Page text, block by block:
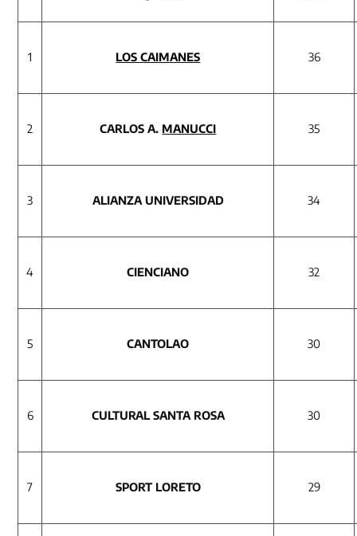
1 LOS CAIMANES 36
2 CARLOS A. MANUCCI 35
3 ALIANZA UNIVERSIDAD 34
4 CIENCIANO 32
5 CANTOLAO 30
6 CULTURAL SANTA ROSA 30
7 SPORT LORETO 29